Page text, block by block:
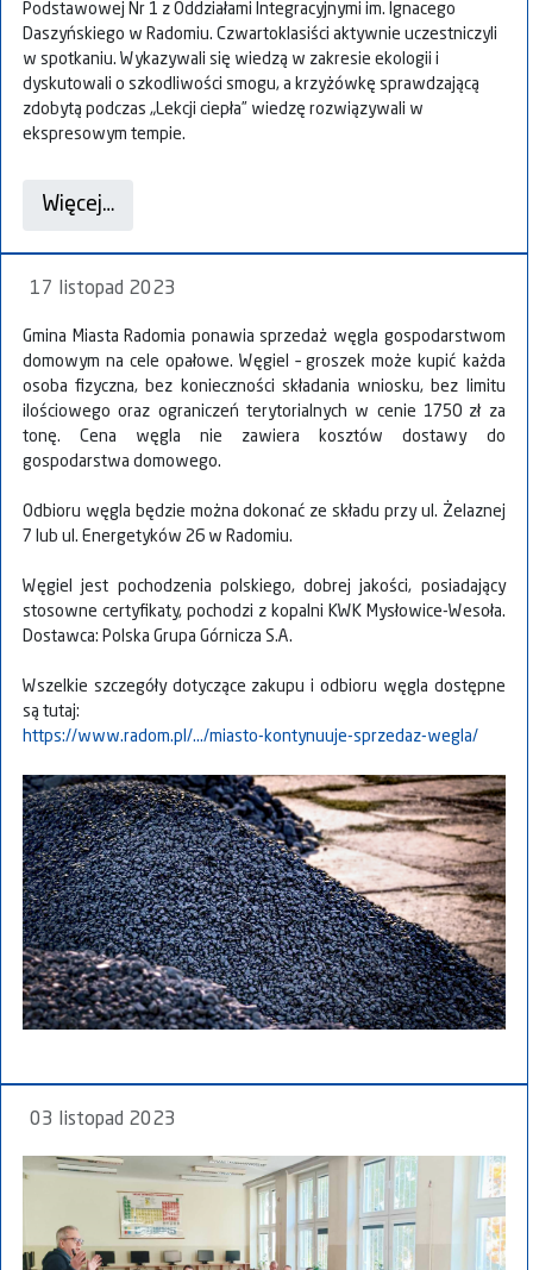
Podstawowej Nr 1 z Oddziałami Integracyjnymi im. Ignacego
Daszyńskiego w Radomiu. Czwartoklasiści aktywnie uczestniczyli
w spotkaniu. Wykazywali się wiedzą w zakresie ekologii i
dyskutowali o szkodliwości smogu, a krzyżówkę sprawdzającą
zdobytą podczas „Lekcji ciepła” wiedzę rozwiązywali w
ekspresowym tempie.
Więcej…
17 listopad 2023
Gmina Miasta Radomia ponawia sprzedaż węgla gospodarstwom
domowym na cele opałowe.Węgiel – groszek może kupić każda
osoba fizyczna, bez konieczności składania wniosku, bez limitu
ilościowego oraz ograniczeń terytorialnych w cenie 1750 zł za
tonę. Cena węgla nie zawiera kosztów dostawy do
gospodarstwa domowego.
Odbioru węgla będzie można dokonać ze składu przy ul. Żelaznej
7 lub ul. Energetyków 26 w Radomiu.
Węgiel jest pochodzenia polskiego, dobrej jakości, posiadający
stosowne certyfikaty, pochodzi z kopalni KWK Mysłowice-Wesoła.
Dostawca: Polska Grupa Górnicza S.A.
Wszelkie szczegóły dotyczące zakupu i odbioru węgla dostępne
są tutaj:
https://www.radom.pl/.../miasto-kontynuuje-sprzedaz-wegla/
03 listopad 2023